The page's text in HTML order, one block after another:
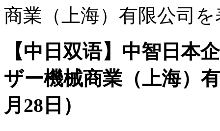
商業（上海）有限公司
【中日双语】中智日本
ザー機械商業（上海）
月28日）